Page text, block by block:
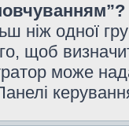
ніж одної
щоб
може